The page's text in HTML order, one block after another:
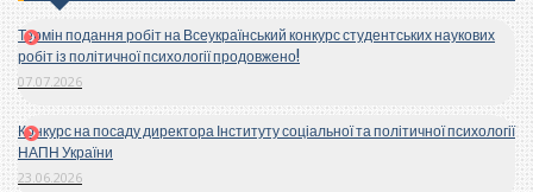
Термін подання робіт на Всеукраїнський конкурс студентських наукових
робіт із політичної психології продовжено!
07.07.2026
Конкурс на посаду директора Інституту соціальної та політичної психології
НАПН України
23.06.2026